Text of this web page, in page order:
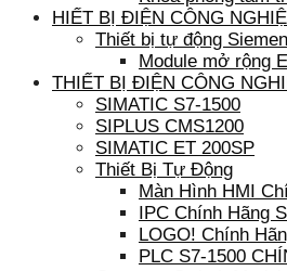
HIẾT BỊ ĐIỆN CÔNG
Thiết bị tự động
Module mở rộng
THIẾT BỊ ĐIỆN CÔNG
SIMATIC S7-1500
SIPLUS CMS1200
SIMATIC ET 200SP
Thiết Bị Tự Động
Màn Hình HMI
IPC Chính Hãng
LOGO! Chính
PLC S7-1500